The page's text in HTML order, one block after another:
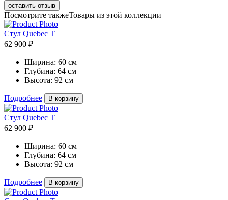
оставить отзыв
Посмотрите такжеТовары из этой коллекции
Стул Quebec T
62 900 ₽
Ширина: 60 см
Глубина: 64 см
Высота: 92 см
Подробнее В корзину
Стул Quebec T
62 900 ₽
Ширина: 60 см
Глубина: 64 см
Высота: 92 см
Подробнее В корзину